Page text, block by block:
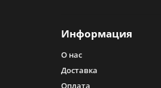
Информация
О нас
Доставка
Оплата